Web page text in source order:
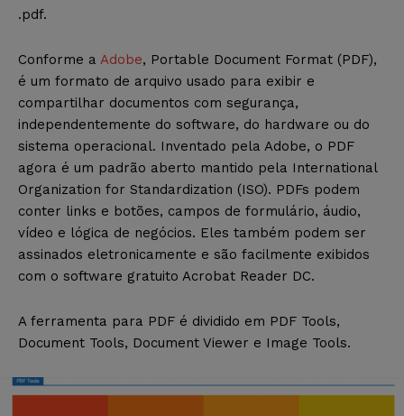
.pdf.
Conforme a Adobe, Portable Document Format (PDF),
é um formato de arquivo usado para exibir e
compartilhar documentos com segurança,
independentemente do software, do hardware ou do
sistema operacional. Inventado pela Adobe, o PDF
agora é um padrão aberto mantido pela International
Organization for Standardization (ISO). PDFs podem
conter links e botões, campos de formulário, áudio,
vídeo e lógica de negócios. Eles também podem ser
assinados eletronicamente e são facilmente exibidos
com o software gratuito Acrobat Reader DC.
A ferramenta para PDF é dividido em PDF Tools,
Document Tools, Document Viewer e Image Tools.